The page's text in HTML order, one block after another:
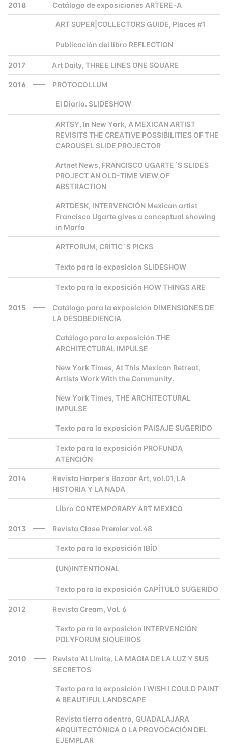
2018 Catálogo de exposiciones ARTERE-A
ART SUPER|COLLECTORS GUIDE, Places #1
Publicación del libro REFLECTION
2017 Art Daily, THREE LINES ONE SQUARE
2016 PRŌTOCOLLUM
El Diario. SLIDESHOW
ARTSY, In New York, A MEXICAN ARTIST
REVISITS THE CREATIVE POSSIBILITIES OF THE
CAROUSEL SLIDE PROJECTOR
Artnet News, FRANCISCO UGARTE´S SLIDES
PROJECT AN OLD-TIME VIEW OF
ABSTRACTION
ARTDESK, INTERVENCIÓN Mexican artist
Francisco Ugarte gives a conceptual showing
in Marfa
ARTFORUM, CRITIC´S PICKS
Texto para la exposicion SLIDESHOW
Texto para la exposición HOW THINGS ARE
2015
Catálogo para la exposición DIMENSIONES DE
LA DESOBEDIENCIA
Catálogo para la exposición THE
ARCHITECTURAL IMPULSE
New York Times, At This Mexican Retreat,
Artists Work With the Community.
New York Times, THE ARCHITECTURAL
IMPULSE
Texto para la exposición PAISAJE SUGERIDO
Texto para la exposición PROFUNDA
ATENCIÓN
2014
Revista Harper’s Bazaar Art, vol.01, LA
HISTORIA Y LA NADA
Libro CONTEMPORARY ART MEXICO
2013 Revista Clase Premier vol.48
Texto para la exposición IBÍD
(UN)INTENTIONAL
Texto para la exposición CAPÍTULO SUGERIDO
2012 Revista Cream, Vol. 6
Texto para la exposición INTERVENCIÓN
POLYFORUM SIQUEIROS
2010
Revista Al Límite, LA MAGIA DE LA LUZ Y SUS
SECRETOS
Texto para la exposición I WISH I COULD PAINT
A BEAUTIFUL LANDSCAPE
Revista tierra adentro, GUADALAJARA
ARQUITECTÓNICA O LA PROVOCACIÓN DEL
EJEMPLAR